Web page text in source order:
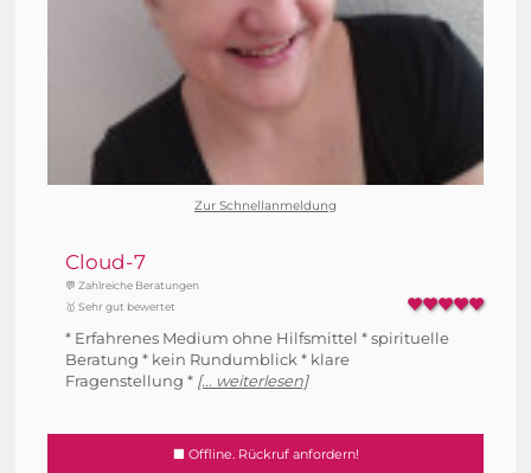
Zur Schnellanmeldung
Cloud-7
💬 Zahlreiche Beratungen
🥇 Sehr gut bewertet
* Erfahrenes Medium ohne Hilfsmittel * spirituelle
Beratung * kein Rundumblick * klare
Fragenstellung * [... weiterlesen]
Offline. Rückruf anfordern!